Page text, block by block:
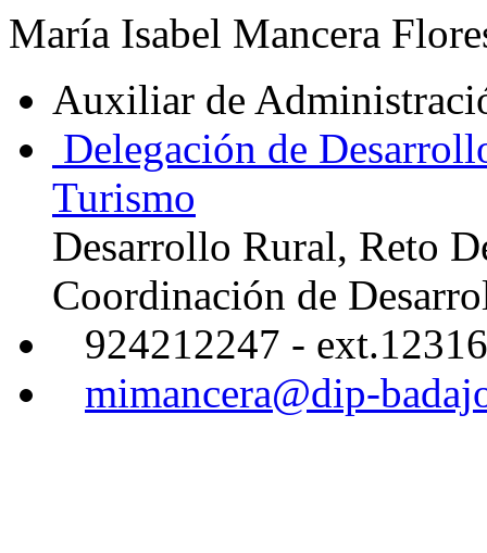
María Isabel Mancera
Auxiliar de
Delegación de
Turismo
Desarrollo Rural, Reto
Coordinación de
924212247 - ext.12316
mimancera@dip-